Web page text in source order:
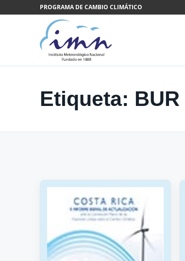
Saltar al contenidoPROGRAMA DE CAMBIO CLIMÁTICO
Etiqueta: BUR